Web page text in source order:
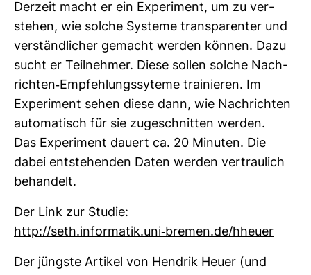
Der­zeit macht er ein Expe­ri­ment, um zu ver­
stehen, wie solche Sys­teme trans­pa­renter und
ver­ständ­li­cher gemacht werden können. Dazu
sucht er Teil­nehmer. Diese sollen solche Nach­
richten-​Emp­feh­lungs­sy­teme trai­nieren. Im
Expe­ri­ment sehen diese dann, wie Nach­richten
auto­ma­tisch für sie zuge­schnitten werden.
Das Expe­ri­ment dauert ca. 20 Minuten. Die
dabei ent­ste­henden Daten werden ver­trau­lich
behan­delt.
Der Link zur Studie:
http://seth.infor­matik.uni-​bremen.de/hheuer
Der jüngste Artikel von Hen­drik Heuer (und